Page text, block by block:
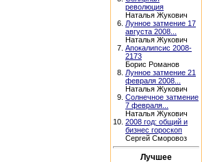
революция
Наталья Жукович
6. Лунное затмение 17
августа 2008...
Наталья Жукович
7. Апокалипсис 2008-
2173
Борис Романов
8. Лунное затмение 21
февраля 2008...
Наталья Жукович
9. Солнечное затмение
7 февраля...
Наталья Жукович
10. 2008 год: общий и
бизнес гороскоп
Сергей Сморовоз
Лучшее